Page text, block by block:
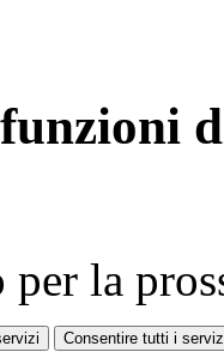
la
Consentire tutti i